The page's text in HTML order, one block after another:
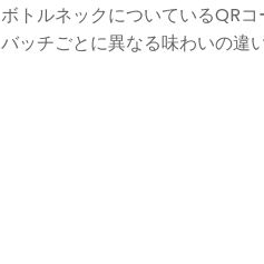
ボトルネックについているQR
バッチごとに異なる味わいの違